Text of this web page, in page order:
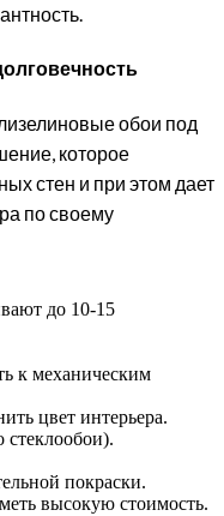
обои под
которое
стен и при этом дает
по своему
до 10-15
к механическим
цвет интерьера.
стеклообои).
покраски.
высокую стоимость.